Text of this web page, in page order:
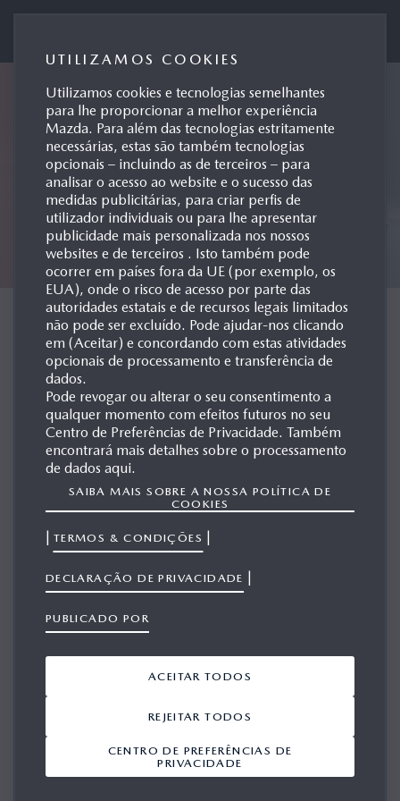
CONCEPT CARS
MAZDA MINAGI
MATERIAIS
RELACIONADOS
Mostrar 1-10 a partir de 74
VIEWPORT
Novas Tecnologias
KODO apresentam-
Mazda Announces
New Compact SUV
will be Mazda CX-5
UTILIZAMOS COOKIES
Utilizamos cookies e tecnologias semelhantes
para lhe proporcionar a melhor experiência
Mazda. Para além das tecnologias estritamente
necessárias, estas são também tecnologias
opcionais – incluindo as de terceiros – para
analisar o acesso ao website e o sucesso das
medidas publicitárias, para criar perfis de
utilizador individuais ou para lhe apresentar
publicidade mais personalizada nos nossos
websites e de terceiros . Isto também pode
ocorrer em países fora da UE (por exemplo, os
EUA), onde o risco de acesso por parte das
autoridades estatais e de recursos legais limitados
não pode ser excluído. Pode ajudar-nos clicando
em (Aceitar) e concordando com estas atividades
opcionais de processamento e transferência de
dados.
Pode revogar ou alterar o seu consentimento a
qualquer momento com efeitos futuros no seu
Centro de Preferências de Privacidade. Também
encontrará mais detalhes sobre o processamento
de dados aqui.
SAIBA MAIS SOBRE A NOSSA POLÍTICA DE
COOKIES
| TERMOS & CONDIÇÕES |
DECLARAÇÃO DE PRIVACIDADE |
PUBLICADO POR
CENTRO DE PREFERÊNCIAS DE
PRIVACIDADE
REJEITAR TODOS
ACEITAR TODOS